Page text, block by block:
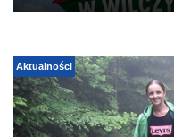
Aktualności